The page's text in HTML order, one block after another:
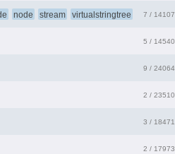
7 / 14107
node stream virtualstringtree
5 / 14540
9 / 24064
2 / 23510
3 / 18471
2 / 17973